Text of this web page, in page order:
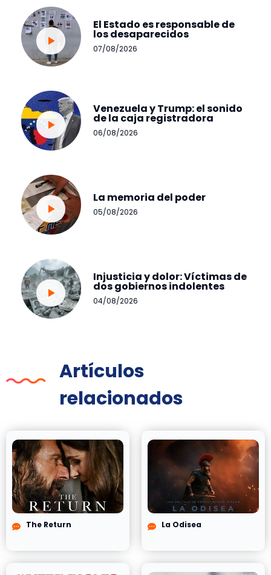
El Estado es responsable de
los desaparecidos
07/08/2026
Venezuela y Trump: el sonido
de la caja registradora
06/08/2026
La memoria del poder
05/08/2026
Injusticia y dolor: Víctimas de
dos gobiernos indolentes
04/08/2026
Artículos
relacionados
The Return La Odisea